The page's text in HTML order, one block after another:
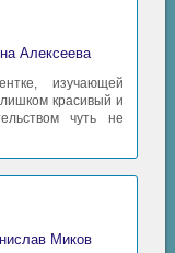
Алексеева
изучающей
красивый и
чуть не
Миков